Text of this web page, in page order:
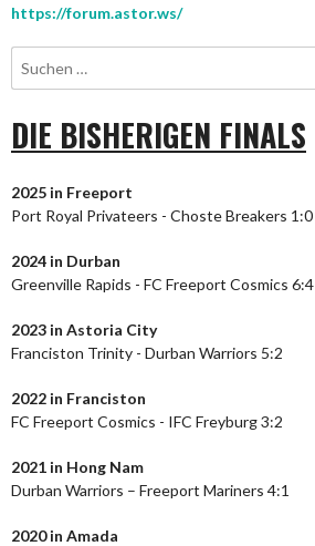
https://forum.astor.ws/
DIE BISHERIGEN FINALS
2025 in Freeport
Port Royal Privateers - Choste Breakers 1:0
2024 in Durban
Greenville Rapids - FC Freeport Cosmics 6:4
2023 in Astoria City
Franciston Trinity - Durban Warriors 5:2
2022 in Franciston
FC Freeport Cosmics - IFC Freyburg 3:2
2021 in Hong Nam
Durban Warriors – Freeport Mariners 4:1
2020 in Amada